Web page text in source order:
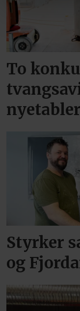
To
Styrker
og